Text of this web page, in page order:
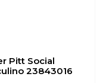
Pitt Social
23843016